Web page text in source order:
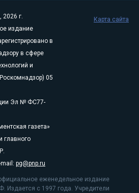
2026 г.
издание
в
в сфере
и
05
Эл № ФС77-
газета»
главного
pg@pnp.ru
еженедельное издание
Издается с 1997 года. Учредители
Карта сайта